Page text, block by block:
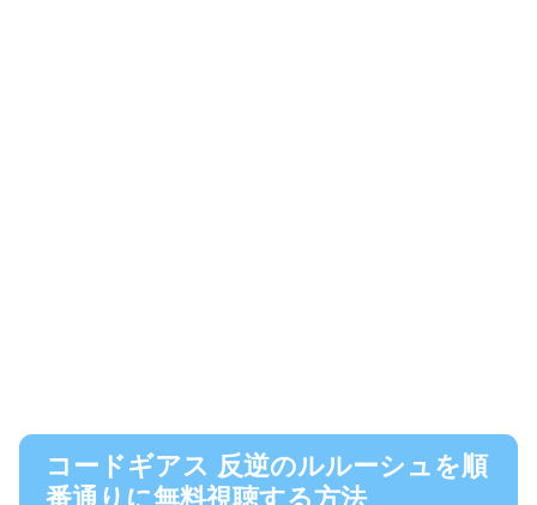
コードギアス 反逆のルルーシュを順
番通りに無料視聴する方法